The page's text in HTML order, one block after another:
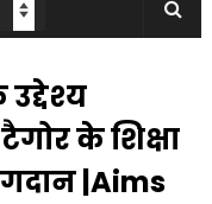
के शिक्षा
|Aims